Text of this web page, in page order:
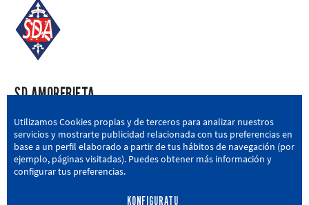
SD AMOREBIETA
San Miguel Kalea, 16, 48340 Amorebieta, Bizkaia
946 604 751 | sda@sdamorebieta.eus
Utilizamos Cookies propias y de terceros para analizar nuestros
servicios y mostrarte publicidad relacionada con tus preferencias en
base a un perfil elaborado a partir de tus hábitos de navegación (por
ejemplo, páginas visitadas). Puedes obtener más información y
configurar tus preferencias.
KONFIGURATU